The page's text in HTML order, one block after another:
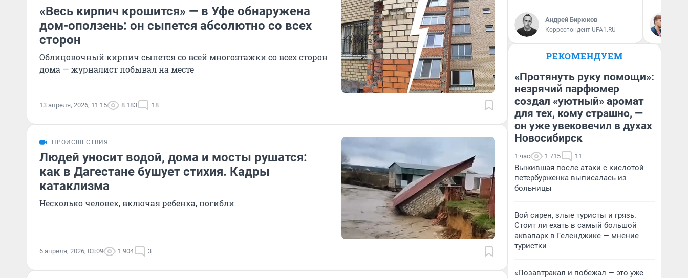
«Весь кирпич крошится» — в Уфе обнаружена
дом-оползень: он сыпется абсолютно со всех
сторон
Облицовочный кирпич сыпется со всей многоэтажки со всех сторон
дома — журналист побывал на месте
13 апреля, 2026, 11:15 8 183 18
ПРОИСШЕСТВИЯ
Людей уносит водой, дома и мосты рушатся:
как в Дагестане бушует стихия. Кадры
катаклизма
Несколько человек, включая ребенка, погибли
6 апреля, 2026, 03:09 1 904 3
Андрей Бирюков
Корреспондент UFA1.RU
РЕКОМЕНДУЕМ
«Протянуть руку помощи»:
незрячий парфюмер
создал «уютный» аромат
для тех, кому страшно, —
он уже увековечил в духах
Новосибирск
1 час 1 715 11
Выжившая после атаки с кислотой
петербурженка выписалась из
больницы
Вой сирен, злые туристы и грязь.
Стоит ли ехать в самый большой
аквапарк в Геленджике — мнение
туристки
«Позавтракал и побежал — это уже